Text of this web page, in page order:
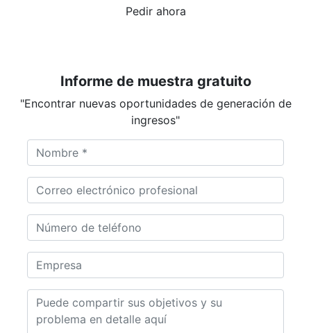
Pedir ahora
Informe de muestra gratuito
"Encontrar nuevas oportunidades de generación de
ingresos"